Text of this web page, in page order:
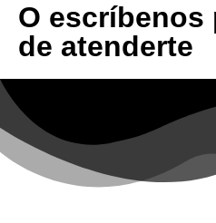
O escríbenos
de atenderte